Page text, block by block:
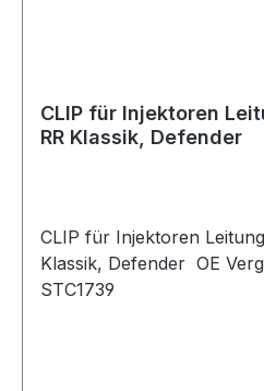
CLIP für Injektoren
RR Klassik, Defender
CLIP für Injektoren
Klassik, Defender OE
STC1739